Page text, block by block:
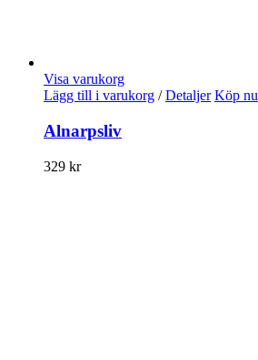
Visa varukorg
Lägg till i varukorg / Detaljer Köp nu
Alnarpsliv
329 kr